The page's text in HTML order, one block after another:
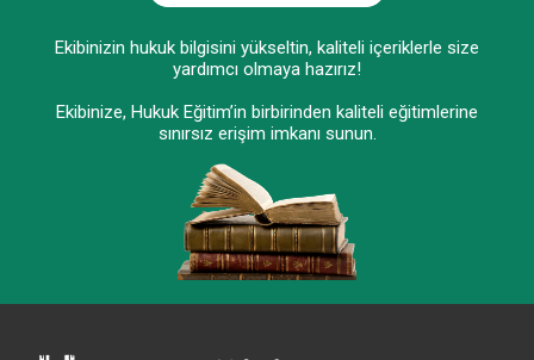
Ekibinizin hukuk bilgisini yükseltin, kaliteli içeriklerle size
yardımcı olmaya hazırız!
Ekibinize, Hukuk Eğitim’in birbirinden kaliteli eğitimlerine
sınırsız erişim imkanı sunun.